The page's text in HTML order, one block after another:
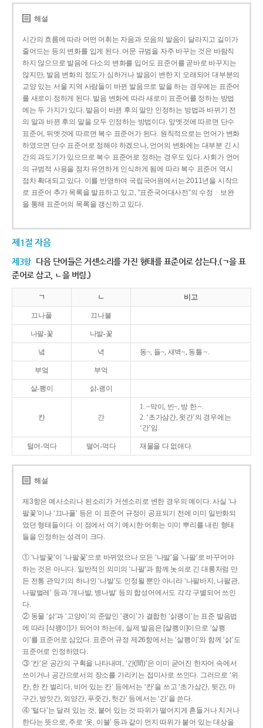
해설
시간의 흐름에 따라 어떤 어휘는 자음과 모음의 발음이 달라지고 길이가
줄어드는 등의 변화를 입게 된다. 어문 규범을 자주 바꾸는 것은 바람직
하지 않으므로 발음에 다소의 변화를 입어도 표준어를 곧바로 바꾸지는
않지만, 발음 변화의 정도가 심하거나 발음이 변한 지 오래되어 대부분의
교양 있는 서울 지역 사람들이 바뀐 발음으로 말을 하는 경우에는 표준어
를 새로이 정하게 된다. 발음 변화에 따라 새로이 표준어를 정하는 방법
에는 두 가지가 있다. 발음이 바뀐 후의 말만 인정하는 방법과 바뀌기 전
의 말과 바뀐 후의 말을 모두 인정하는 방법이다. 앞엣것에 따르면 단수
표준어, 뒤엣것에 따르면 복수 표준어가 된다. 원칙적으로는 언어가 변화
하였으면 단수 표준어로 정해야 하겠으나, 언어의 변화에는 대부분 긴 시
간의 과도기가 있으므로 복수 표준어로 정하는 경우도 있다. 사회가 언어
의 규범적 사용을 점차 유연하게 인식하게 됨에 따라 복수 표준어 역시
점차 확대되고 있다. 이를 반영하여 국립국어원에서는 2011년을 시작으
로 표준어 추가 목록을 발표하고 있고, “표준국어대사전”의 수정ㆍ보완
을 통해 표준어의 목록을 갱신하고 있다.
제1절 자음
제3항 다음 단어들은 거센소리를 가진 형태를 표준어로 삼는다.(ㄱ을 표
준어로 삼고, ㄴ을 버림.)
ㄱ ㄴ 비고
끄나풀 끄나불
나팔-꽃 나발-꽃
녘 녁 동~, 들~, 새벽~, 동틀 ~.
부엌 부억
살-쾡이 삵-괭이
칸 간
1. ~막이, 빈~, 방 한 ~.
2. ‘초가삼간, 윗간’의 경우에는
‘간’임.
털어-먹다 떨어-먹다 재물을 다 없애다.
해설
제3항은 예사소리나 된소리가 거센소리로 변한 경우의 예이다. 사실 ‘나
팔꽃’이나 ‘끄나풀’ 등은 이 표준어 규정이 공표되기 전에 이미 일반화되
었던 형태들이다. 이 점에서 여기 예시한 어휘는 이미 뿌리를 내린 형태
들을 인정하는 성격이 크다.
① ‘나발꽃’이 ‘나팔꽃’으로 바뀌었으나 모든 ‘나발’을 ‘나팔’로 바꾸어야
하는 것은 아니다. 일반적인 의미의 ‘나팔’과 함께 놋쇠로 긴 대롱처럼 만
든 전통 관악기의 하나인 ‘나발’도 인정될 뿐만 아니라 ‘나팔바지, 나팔관,
나팔벌레’ 등과 ‘개나발, 병나발’ 등의 합성어에서도 각각 구별되어 쓰인
다.
② 동물 ‘삵’과 ‘고양이’의 준말인 ‘괭이’가 결합한 ‘삵괭이’는 표준 발음법
에 따라 [삭꽹이]가 되어야 하는데, 실제 발음은 [살쾡이]이므로 ‘살쾡
이’를 표준어로 삼았다. 표준어 규정 제26항에서는 ‘살쾡이’와 함께 ‘삵’도
표준어로 인정하였다.
③ ‘칸’은 공간의 구획을 나타내며, ‘간(間)’은 이미 굳어진 한자어 속에서
쓰이거나 공간으로서의 장소를 가리키는 접미사로 쓰인다. 그러므로 ‘위
칸, 한 칸 벌리다, 비어 있는 칸’ 등에서는 ‘칸’을 쓰고 ‘초가삼간, 뒷간, 마
구간, 방앗간, 외양간, 푸줏간, 헛간’ 등에서는 ‘간’을 쓴다.
④ ‘털다’는 달려 있는 것, 붙어 있는 것 따위가 떨어지게 흔들거나 치거나
한다는 뜻으로, 주로 ‘옷, 이불’ 등과 같이 먼지 따위가 붙어 있는 대상을